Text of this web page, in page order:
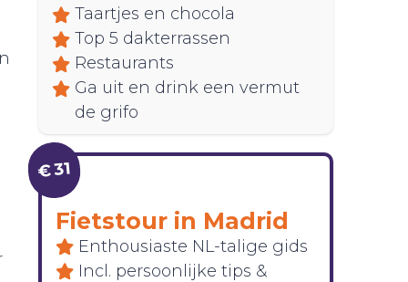
Taartjes en chocola
Top 5 dakterrassen
Restaurants
Ga uit en drink een vermut
de grifo
€ 31
Fietstour in Madrid
Enthousiaste NL-talige gids
Incl. persoonlijke tips &